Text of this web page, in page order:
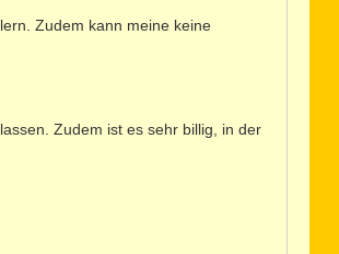
Zudem kann meine keine
Zudem ist es sehr billig, in der